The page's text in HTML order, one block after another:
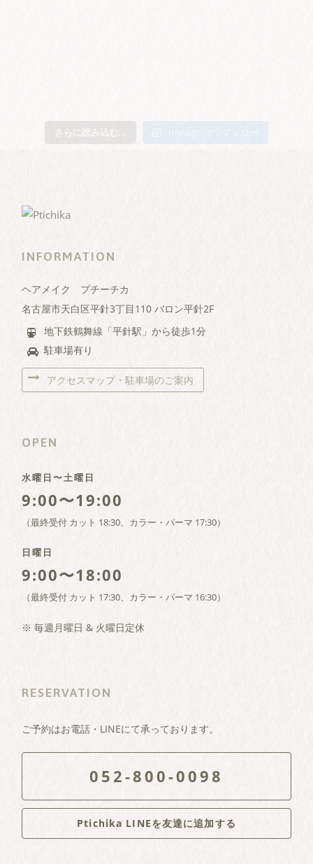
さらに読み込む... Instagram でフォロー
INFORMATION
ヘアメイク プチーチカ
名古屋市天白区平針3丁目110 バロン平針2F
地下鉄鶴舞線「平針駅」から徒歩1分
駐車場有り
アクセスマップ・駐車場のご案内
OPEN
水曜日〜土曜日
9:00〜19:00
（最終受付 カット 18:30、カラー・パーマ 17:30）
日曜日
9:00〜18:00
（最終受付 カット 17:30、カラー・パーマ 16:30）
※ 毎週月曜日 & 火曜日定休
RESERVATION
ご予約はお電話・LINEにて承っております。
052-800-0098
Ptichika LINEを友達に追加する